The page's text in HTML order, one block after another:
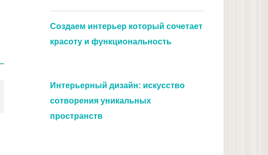
Создаем интерьер который сочетает
красоту и функциональность
Интерьерный дизайн: искусство
сотворения уникальных
пространств